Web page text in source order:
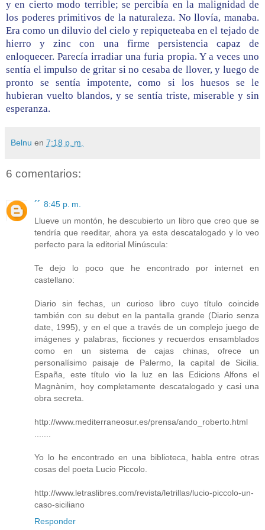
y en cierto modo terrible; se percibía en la malignidad de
los poderes primitivos de la naturaleza. No llovía, manaba.
Era como un diluvio del cielo y repiqueteaba en el tejado de
hierro y zinc con una firme persistencia capaz de
enloquecer. Parecía irradiar una furia propia. Y a veces uno
sentía el impulso de gritar si no cesaba de llover, y luego de
pronto se sentía impotente, como si los huesos se le
hubieran vuelto blandos, y se sentía triste, miserable y sin
esperanza.
Belnu en 7:18 p. m.
6 comentarios:
´´ 8:45 p. m.
Llueve un montón, he descubierto un libro que creo que se
tendría que reeditar, ahora ya esta descatalogado y lo veo
perfecto para la editorial Minúscula:
Te dejo lo poco que he encontrado por internet en
castellano:
Diario sin fechas, un curioso libro cuyo título coincide
también con su debut en la pantalla grande (Diario senza
date, 1995), y en el que a través de un complejo juego de
imágenes y palabras, ficciones y recuerdos ensamblados
como en un sistema de cajas chinas, ofrece un
personalísimo paisaje de Palermo, la capital de Sicilia.
España, este título vio la luz en las Edicions Alfons el
Magnànim, hoy completamente descatalogado y casi una
obra secreta.
http://www.mediterraneosur.es/prensa/ando_roberto.html
Yo lo he encontrado en una biblioteca, habla entre otras
cosas del poeta Lucio Piccolo.
http://www.letraslibres.com/revista/letrillas/lucio-piccolo-un-
caso-siciliano
Responder